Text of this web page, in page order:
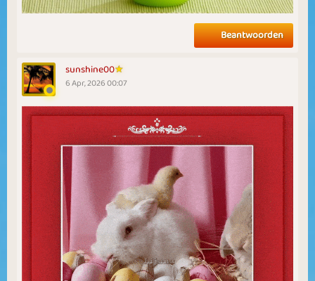
Beantwoorden
sunshine00
6 Apr, 2026 00:07